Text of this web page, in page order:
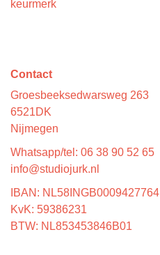
Contact
Groesbeeksedwarsweg 263
6521DK
Nijmegen
Whatsapp/tel: 06 38 90 52 65
info@studiojurk.nl
IBAN: NL58INGB0009427764
KvK: 59386231
BTW: NL853453846B01